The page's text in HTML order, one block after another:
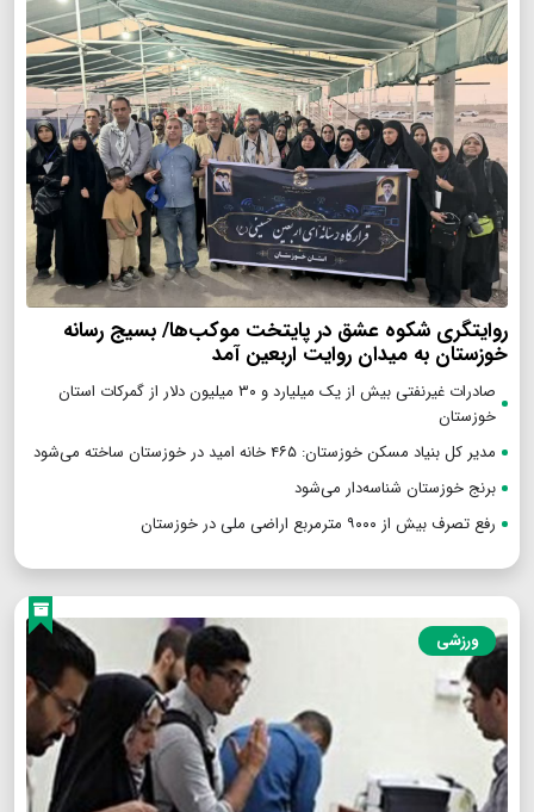
روایتگری شکوه عشق در پایتخت موکب‌ها/ بسیج رسانه
خوزستان به میدان روایت اربعین آمد
صادرات غیرنفتی بیش از یک میلیارد و ۳۰ میلیون دلار از گمرکات استان
خوزستان
مدیر کل بنیاد مسکن خوزستان: ۴۶۵ خانه امید در خوزستان ساخته می‌شود
برنج خوزستان شناسه‌دار می‌شود
رفع تصرف بیش از ۹۰۰۰ مترمربع اراضی ملی در خوزستان
ورزشی